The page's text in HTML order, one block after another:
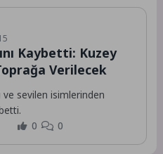
Kaybetti: Kuzey
Verilecek
sevilen isimlerinden
0 0